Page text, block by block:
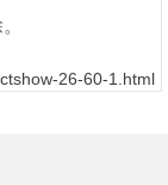
26-60-1.html